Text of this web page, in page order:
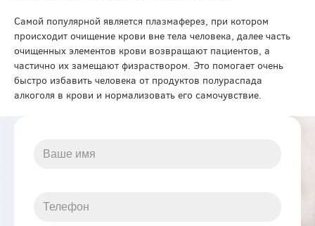
Самой популярной является плазмаферез, при котором
происходит очищение крови вне тела человека, далее часть
очищенных элементов крови возвращают пациентов, а
частично их замещают физраствором. Это помогает очень
быстро избавить человека от продуктов полураспада
алкоголя в крови и нормализовать его самочувствие.